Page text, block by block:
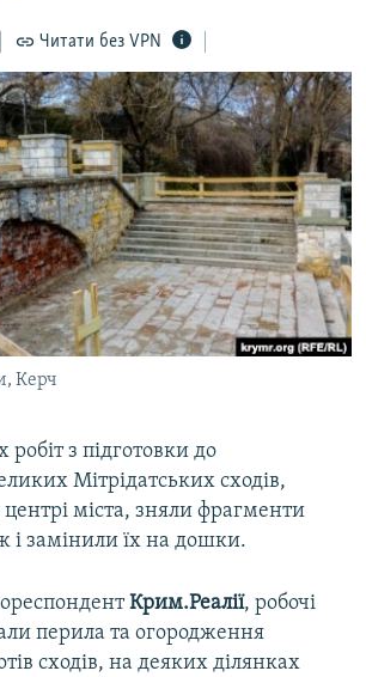
КРИМУ
Читати без VPN
Керч
з підготовки до
Мітрідатських сходів,
міста, зняли фрагменти
і замінили їх на дошки.
Крим.Реалії, робочі
перила та огородження
сходів, на деяких ділянках